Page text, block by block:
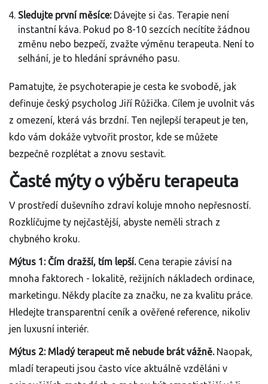
Sledujte první měsíce:Dávejte si čas. Terapie není
instantní káva. Pokud po 8-10 sezcích necítíte žádnou
změnu nebo bezpečí, zvažte výměnu terapeuta. Není to
selhání, je to hledání správného pasu.
Pamatujte, že psychoterapie je cesta ke svobodě, jak
definuje český psycholog Jiří Růžička. Cílem je uvolnit vás
z omezení, která vás brzdní. Ten nejlepší terapeut je ten,
kdo vám dokáže vytvořit prostor, kde se můžete
bezpečně rozplétat a znovu sestavit.
Časté mýty o výběru terapeuta
V prostředí duševního zdraví koluje mnoho nepřesností.
Rozklíčujme ty nejčastější, abyste neměli strach z
chybného kroku.
Mýtus 1: Čím dražší, tím lepší.Cena terapie závisí na
mnoha faktorech - lokalitě, režijních nákladech ordinace,
marketingu. Někdy placíte za značku, ne za kvalitu práce.
Hledejte transparentní ceník a ověřené reference, nikoliv
jen luxusní interiér.
Mýtus 2: Mladý terapeut mě nebude brát vážně.Naopak,
mladí terapeuti jsou často více aktuálně vzděláni v